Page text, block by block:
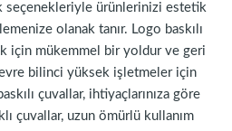
seçenekleriyle ürünlerinizi estetik
olanak tanır. Logo baskılı
için mükemmel bir yoldur ve geri
bilinci yüksek işletmeler için
çuvallar, ihtiyaçlarınıza göre
çuvallar, uzun ömürlü kullanım